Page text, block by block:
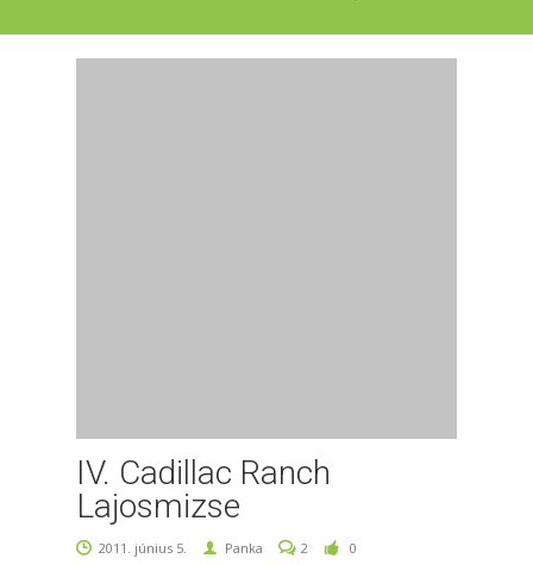
IV. Cadillac Ranch
Lajosmizse
2011. június 5. Panka 2 0